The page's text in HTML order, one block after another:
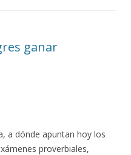
ganar
a dónde apuntan hoy los
proverbiales,